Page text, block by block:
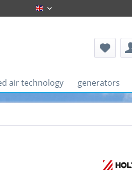
Englisch
air technology generators